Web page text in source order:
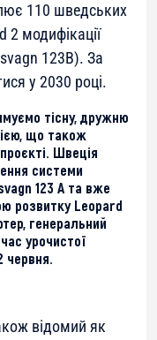
110 шведських
2 модифікації
123B). За
у 2030 році.
тісну, дружню
що також
Швеція
системи
123 A та вже
розвитку Leopard
генеральний
урочистої
червня.
відомий як